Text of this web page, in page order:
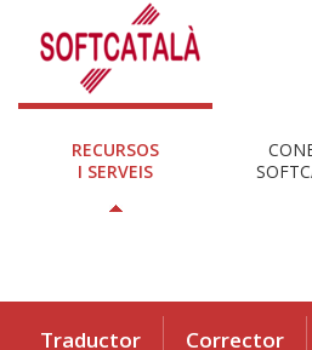
RECURSOS
I SERVEIS
Traductor Corrector